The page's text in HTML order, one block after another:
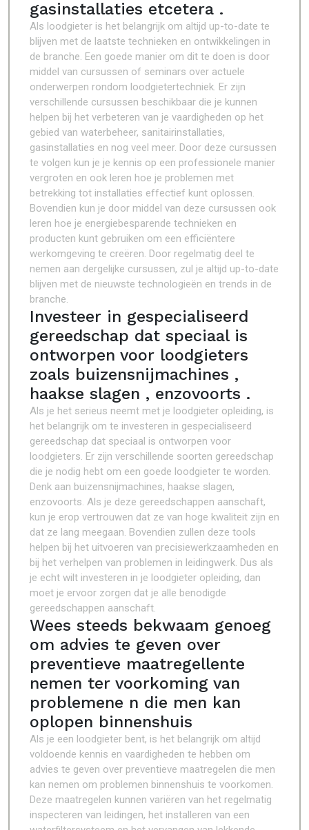
gasinstallaties etcetera .
Als loodgieter is het belangrijk om altijd up-to-date te
blijven met de laatste technieken en ontwikkelingen in
de branche. Een goede manier om dit te doen is door
middel van cursussen of seminars over actuele
onderwerpen rondom loodgietertechniek. Er zijn
verschillende cursussen beschikbaar die je kunnen
helpen bij het verbeteren van je vaardigheden op het
gebied van waterbeheer, sanitairinstallaties,
gasinstallaties en nog veel meer. Door deze cursussen
te volgen kun je je kennis op een professionele manier
vergroten en ook leren hoe je problemen met
betrekking tot installaties effectief kunt oplossen.
Bovendien kun je door middel van deze cursussen ook
leren hoe je energiebesparende technieken en
producten kunt gebruiken om een efficiëntere
werkomgeving te creëren. Door regelmatig deel te
nemen aan dergelijke cursussen, zul je altijd up-to-date
blijven met de nieuwste technologieën en trends in de
branche.
Investeer in gespecialiseerd
gereedschap dat speciaal is
ontworpen voor loodgieters
zoals buizensnijmachines ,
haakse slagen , enzovoorts .
Als je het serieus neemt met je loodgieter opleiding, is
het belangrijk om te investeren in gespecialiseerd
gereedschap dat speciaal is ontworpen voor
loodgieters. Er zijn verschillende soorten gereedschap
die je nodig hebt om een goede loodgieter te worden.
Denk aan buizensnijmachines, haakse slagen,
enzovoorts. Als je deze gereedschappen aanschaft,
kun je erop vertrouwen dat ze van hoge kwaliteit zijn en
dat ze lang meegaan. Bovendien zullen deze tools
helpen bij het uitvoeren van precisiewerkzaamheden en
bij het verhelpen van problemen in leidingwerk. Dus als
je echt wilt investeren in je loodgieter opleiding, dan
moet je ervoor zorgen dat je alle benodigde
gereedschappen aanschaft.
Wees steeds bekwaam genoeg
om advies te geven over
preventieve maatregellente
nemen ter voorkoming van
problemene n die men kan
oplopen binnenshuis
Als je een loodgieter bent, is het belangrijk om altijd
voldoende kennis en vaardigheden te hebben om
advies te geven over preventieve maatregelen die men
kan nemen om problemen binnenshuis te voorkomen.
Deze maatregelen kunnen variëren van het regelmatig
inspecteren van leidingen, het installeren van een